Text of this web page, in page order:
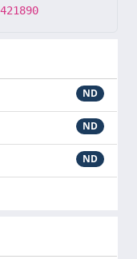
ND
ND
ND